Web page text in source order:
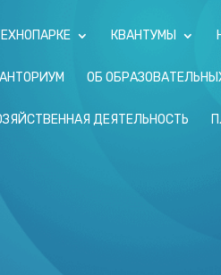
КВАНТУМЫ
ОБ
ДЕЯТЕЛЬНОСТЬ